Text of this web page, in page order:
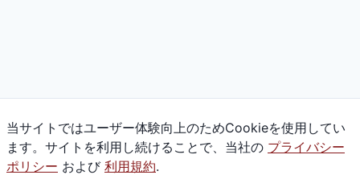
当サイトではユーザー体験向上のためCookieを使用してい
ます。サイトを利用し続けることで、当社の プライバシー
ポリシー および 利用規約.